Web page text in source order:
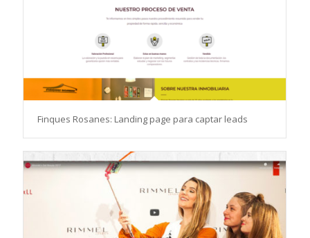
Finques Rosanes: Landing page para captar leads